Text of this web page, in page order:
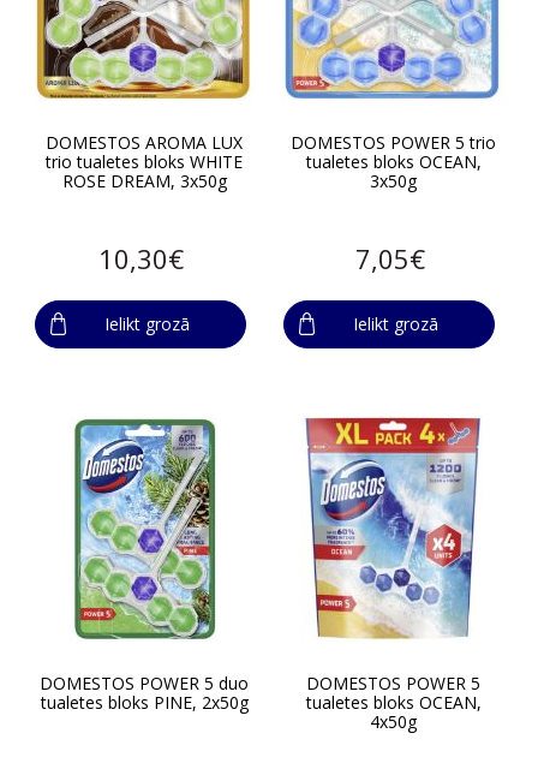
DOMESTOS AROMA LUX
trio tualetes bloks WHITE
ROSE DREAM, 3x50g
10,30€
Ielikt grozā
DOMESTOS POWER 5 trio
tualetes bloks OCEAN,
3x50g
7,05€
Ielikt grozā
DOMESTOS POWER 5 duo
tualetes bloks PINE, 2x50g
DOMESTOS POWER 5
tualetes bloks OCEAN,
4x50g